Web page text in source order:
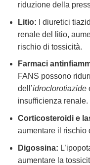
riduzione della
Litio: I diuretici
renale del litio,
rischio di tossicità.
Farmaci
FANS possono
dell’idroclorotiazide
insufficienza renale.
Corticosteroidi e
aumentare il rischio
Digossina:
aumentare la